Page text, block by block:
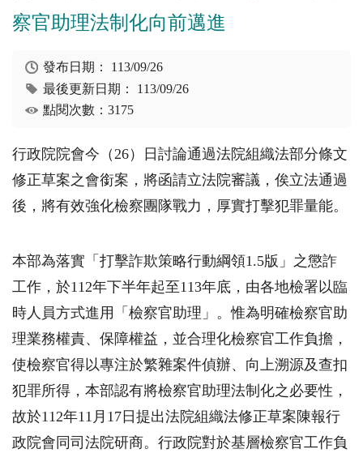
察官助理法制化向前邁進
發布日期： 113/09/26
最後更新日期： 113/09/26
點閱次數：3175
行政院院會今（26）日討論通過法院組織法部分條文
修正草案之會銜案，將函請立法院審議，俟立法通過
後，將有效強化檢察團隊戰力，厚實打擊犯罪量能。
本部為落實「打擊詐欺策略行動綱領1.5版」之懲詐
工作，於112年下半年起至113年底，由各地檢署以臨
時人員方式進用「檢察官助理」。惟為明確檢察官助
理業務權責、保障權益，並合理化檢察官工作負擔，
使檢察官得以專注於繁雜案件偵辦、向上溯源及查扣
犯罪所得，本部認有將檢察官助理法制化之必要性，
故於112年11月17日提出法院組織法修正草案陳報行
政院會同司法院研商。行政院對於基層檢察官工作負